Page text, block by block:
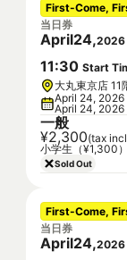
First-Come,
当日券
April24,2026
11:30 Start
大丸東京店 11
April 24,
April 24, 2026
一般
¥2,300(tax
小学生（¥1,300）
Sold Out
First-Come,
当日券
April24,2026